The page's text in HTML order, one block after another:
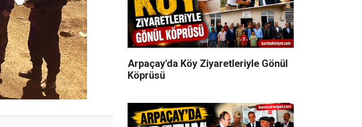
Arpaçay'da Köy Ziyaretleriyle Gönül
Köprüsü